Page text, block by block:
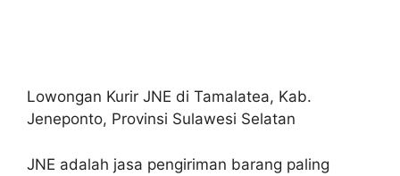
Lowongan Kurir JNE di Tamalatea, Kab.
Jeneponto, Provinsi Sulawesi Selatan
JNE adalah jasa pengiriman barang paling